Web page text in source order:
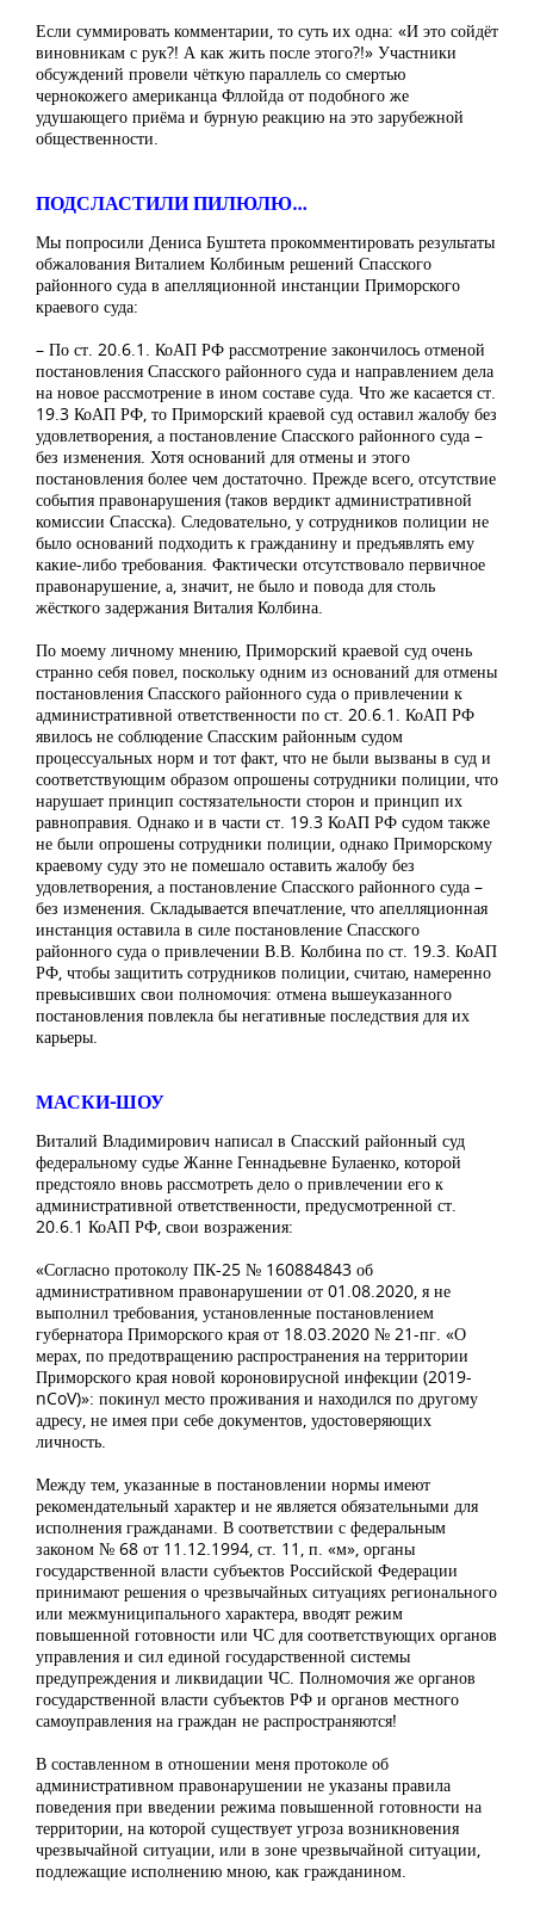
Если суммировать комментарии, то суть их одна: «И это сойдёт
виновникам с рук?! А как жить после этого?!» Участники
обсуждений провели чёткую параллель со смертью
чернокожего американца Фллойда от подобного же
удушающего приёма и бурную реакцию на это зарубежной
общественности.
ПОДСЛАСТИЛИ ПИЛЮЛЮ…
Мы попросили Дениса Буштета прокомментировать результаты
обжалования Виталием Колбиным решений Спасского
районного суда в апелляционной инстанции Приморского
краевого суда:
– По ст. 20.6.1. КоАП РФ рассмотрение закончилось отменой
постановления Спасского районного суда и направлением дела
на новое рассмотрение в ином составе суда. Что же касается ст.
19.3 КоАП РФ, то Приморский краевой суд оставил жалобу без
удовлетворения, а постановление Спасского районного суда –
без изменения. Хотя оснований для отмены и этого
постановления более чем достаточно. Прежде всего, отсутствие
события правонарушения (таков вердикт административной
комиссии Спасска). Следовательно, у сотрудников полиции не
было оснований подходить к гражданину и предъявлять ему
какие-либо требования. Фактически отсутствовало первичное
правонарушение, а, значит, не было и повода для столь
жёсткого задержания Виталия Колбина.
По моему личному мнению, Приморский краевой суд очень
странно себя повел, поскольку одним из оснований для отмены
постановления Спасского районного суда о привлечении к
административной ответственности по ст. 20.6.1. КоАП РФ
явилось не соблюдение Спасским районным судом
процессуальных норм и тот факт, что не были вызваны в суд и
соответствующим образом опрошены сотрудники полиции, что
нарушает принцип состязательности сторон и принцип их
равноправия. Однако и в части ст. 19.3 КоАП РФ судом также
не были опрошены сотрудники полиции, однако Приморскому
краевому суду это не помешало оставить жалобу без
удовлетворения, а постановление Спасского районного суда –
без изменения. Складывается впечатление, что апелляционная
инстанция оставила в силе постановление Спасского
районного суда о привлечении В.В. Колбина по ст. 19.3. КоАП
РФ, чтобы защитить сотрудников полиции, считаю, намеренно
превысивших свои полномочия: отмена вышеуказанного
постановления повлекла бы негативные последствия для их
карьеры.
МАСКИ-ШОУ
Виталий Владимирович написал в Спасский районный суд
федеральному судье Жанне Геннадьевне Булаенко, которой
предстояло вновь рассмотреть дело о привлечении его к
административной ответственности, предусмотренной ст.
20.6.1 КоАП РФ, свои возражения:
«Согласно протоколу ПК-25 № 160884843 об
административном правонарушении от 01.08.2020, я не
выполнил требования, установленные постановлением
губернатора Приморского края от 18.03.2020 № 21-пг. «О
мерах, по предотвращению распространения на территории
Приморского края новой короновирусной инфекции (2019-
nCoV)»: покинул место проживания и находился по другому
адресу, не имея при себе документов, удостоверяющих
личность.
Между тем, указанные в постановлении нормы имеют
рекомендательный характер и не является обязательными для
исполнения гражданами. В соответствии с федеральным
законом № 68 от 11.12.1994, ст. 11, п. «м», органы
государственной власти субъектов Российской Федерации
принимают решения о чрезвычайных ситуациях регионального
или межмуниципального характера, вводят режим
повышенной готовности или ЧС для соответствующих органов
управления и сил единой государственной системы
предупреждения и ликвидации ЧС. Полномочия же органов
государственной власти субъектов РФ и органов местного
самоуправления на граждан не распространяются!
В составленном в отношении меня протоколе об
административном правонарушении не указаны правила
поведения при введении режима повышенной готовности на
территории, на которой существует угроза возникновения
чрезвычайной ситуации, или в зоне чрезвычайной ситуации,
подлежащие исполнению мною, как гражданином.